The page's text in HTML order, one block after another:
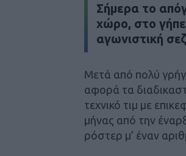
Σήμερα το
χώρο, στο
αγωνιστική
Μετά από πολύ
αφορά τα
τεχνικό τιμ με
μήνας από την
ρόστερ μ’ έναν